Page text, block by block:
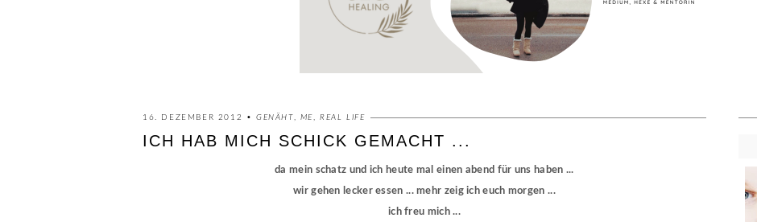
16. DEZEMBER 2012 • GENÄHT, ME,REAL LIFE
ICH HAB MICH SCHICK GEMACHT ...
da mein schatz und ich heute mal einen abend für uns haben ...
wir gehen lecker essen ... mehr zeig ich euch morgen ...
ich freu mich ...